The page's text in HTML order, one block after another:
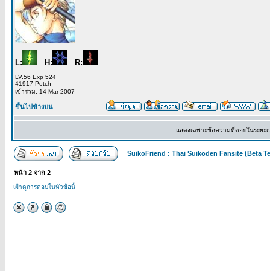
L: H: R:
LV.56 Exp 524
41917 Potch
เข้าร่วม: 14 Mar 2007
ขึ้นไปข้างบน
แสดงเฉพาะข้อความที่ตอบในระยะ
SuikoFriend : Thai Suikoden Fansite (Beta
หน้า 2 จาก 2
เฝ้าดูการตอบในหัวข้อนี้